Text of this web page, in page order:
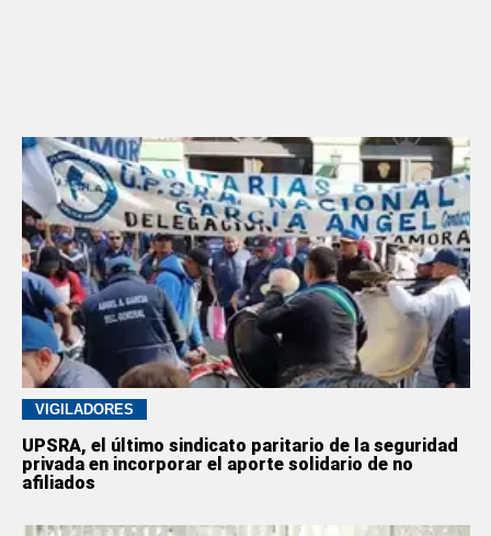
VIGILADORES
UPSRA, el último sindicato paritario de la seguridad
privada en incorporar el aporte solidario de no
afiliados